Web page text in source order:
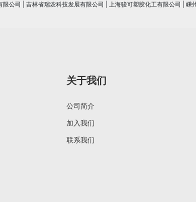
限公司 吉林省瑞农科技发展有限公司 上海骏可塑胶化工有限公司 嵊
关于我们
公司简介
加入我们
联系我们